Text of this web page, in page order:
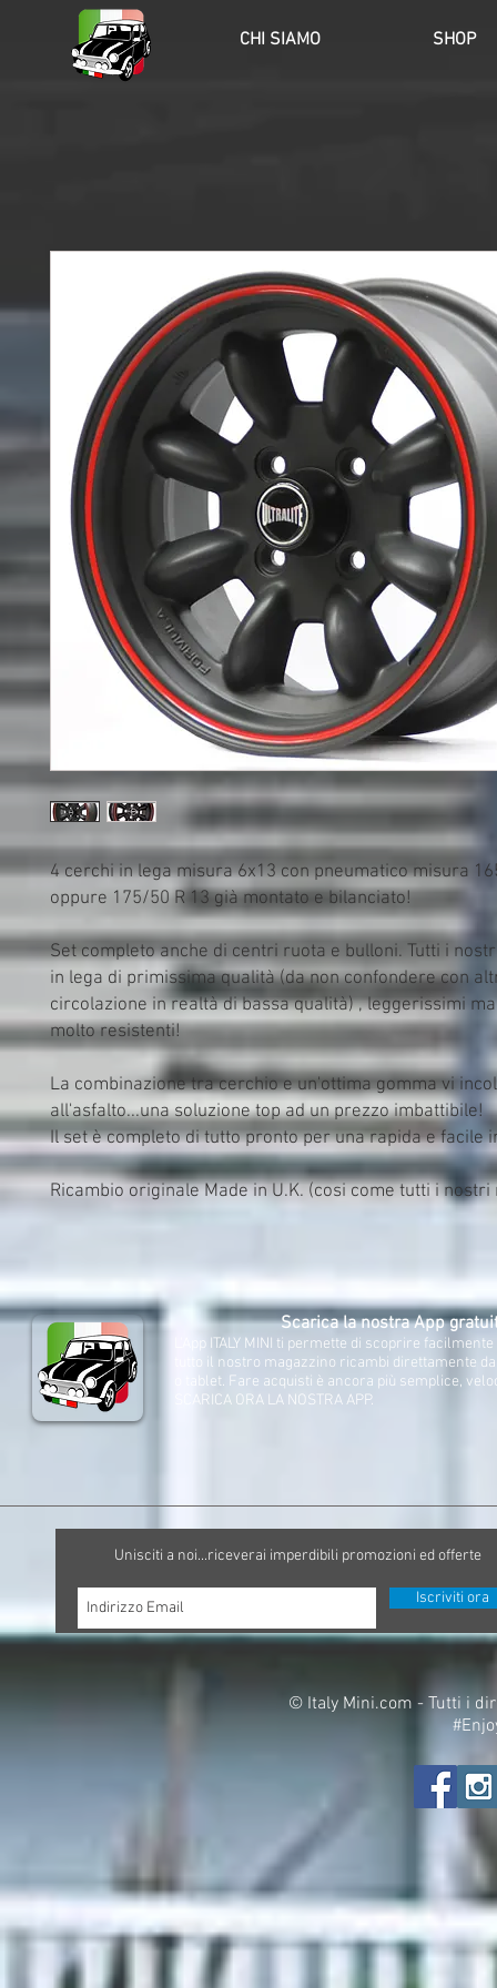
HOME CHI SIAMO SHOP
4 cerchi in lega misura 6x13 con pneumatico misura
oppure 175/50 R 13 già montato e bilanciato!
Set completo anche di centri ruota e bulloni. Tutti i
in lega di primissima qualità (da non confondere con
circolazione in realtà di bassa qualità) , leggerissimi
molto resistenti!
La combinazione tra cerchio e un'ottima gomma vi
all'asfalto...una soluzione top ad un prezzo imbattibile!
Il set è completo di tutto pronto per una rapida e facile
Ricambio originale Made in U.K. (cosi come tutti i
Scarica la nostra App
L'App ITALY MINI ti permette di scoprire
tutto il nostro magazzino ricambi direttamente
o tablet. Fare acquisti è ancora più semplice,
SCARICA ORA LA NOSTRA APP.
Unisciti a noi...riceverai imperdibili promozioni ed offerte
Iscriviti ora
© Italy Mini.com - Tutti i